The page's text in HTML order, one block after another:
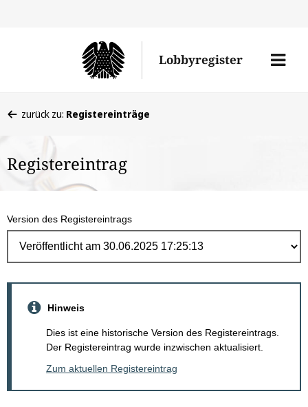
Lobbyregister
Menü
befinden
hier:
zurück zu: Registereinträge
Registereintrag
Version des Registereintrags
Hinweis
Dies ist eine historische Version des Registereintrags.
Der Registereintrag wurde inzwischen aktualisiert.
Zum aktuellen Registereintrag